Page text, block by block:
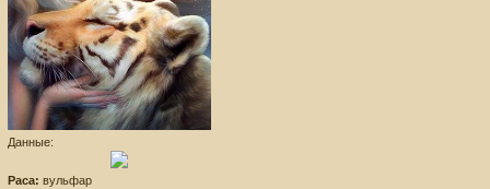
Данные:
Раса: вульфар